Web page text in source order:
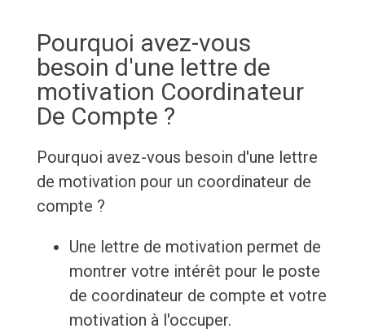
Pourquoi avez-vous
besoin d'une lettre de
motivation Coordinateur
De Compte ?
Pourquoi avez-vous besoin d'une lettre
de motivation pour un coordinateur de
compte ?
Une lettre de motivation permet de
montrer votre intérêt pour le poste
de coordinateur de compte et votre
motivation à l'occuper.